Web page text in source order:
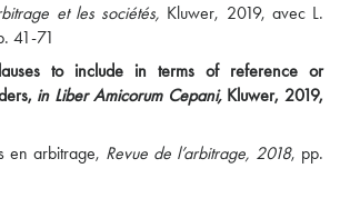
et les sociétés, Kluwer, 2019, avec L.
41-71
to include in terms of reference or
in Liber Amicorum Cepani, Kluwer, 2019,
en arbitrage, Revue de l’arbitrage, 2018, pp.